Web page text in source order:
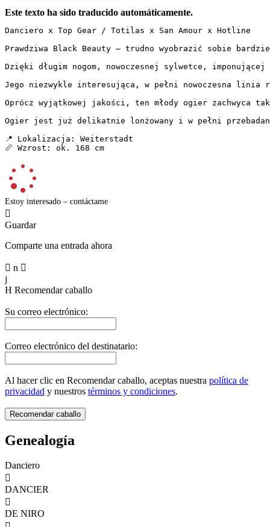
Este texto ha sido traducido automáticamente.
Danciero x Top Gear / Totilas x San Amour x Hotline
Prawdziwa Black Beauty – trudno wyobrazić sobie
Dzięki długim nogom, nowoczesnej sylwetce,
Jego niezwykle interesująca, w pełni nowoczesna linia
Oprócz wyjątkowej jakości, ten młody ogier zachwyca
Ogier jest już delikatnie lonżowany i w pełni
📍 Lokalizacja: Weiterstadt
📏 Wzrost: ok. 168 cm
Estoy interesado – contáctame

Guardar
Comparte una entrada ahora
 n 
j
H Recomendar caballo
Su correo electrónico:
Correo electrónico del destinatario:
Al hacer clic en Recomendar caballo, aceptas nuestra política de
privacidad y nuestros términos y condiciones.
Genealogía
Danciero

DANCIER

DE NIRO